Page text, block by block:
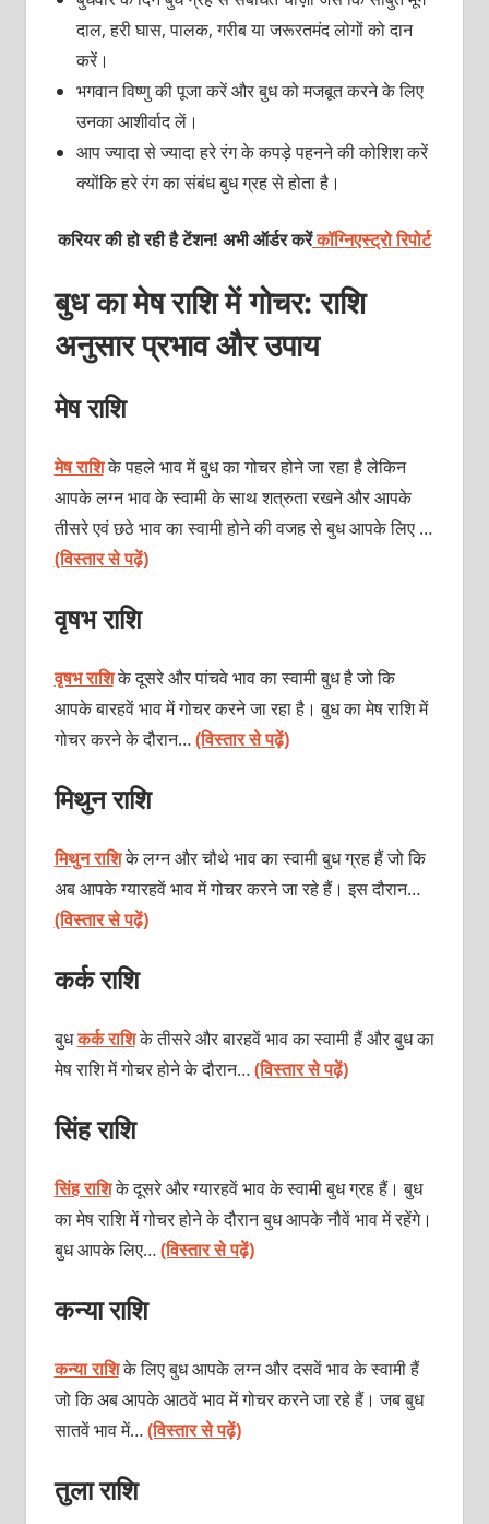
दाल, हरी घास, पालक, गरीब या जरूरतमंद लोगों को दान
करें।
भगवान विष्‍णु की पूजा करें और बुध को मजबूत करने के लिए
उनका आशीर्वाद लें।
आप ज्‍यादा से ज्‍यादा हरे रंग के कपड़े पहनने की कोशिश करें
क्‍योंकि हरे रंग का संबंध बुध ग्रह से होता है।
करियर की हो रही है टेंशन! अभी ऑर्डर करेंकॉग्निएस्ट्रो रिपोर्ट
बुध का मेष राशि में गोचर: राशि
अनुसार प्रभाव और उपाय
मेष राशि
मेष राशिके पहले भाव में बुध का गोचर होने जा रहा है लेकिन
आपके लग्‍न भाव के स्‍वामी के साथ शत्रुता रखने और आपके
तीसरे एवं छठे भाव का स्‍वामी होने की वजह से बुध आपके लिए …
(विस्तार से पढ़ें)
वृषभ राशि
वृषभ राशिके दूसरे और पांचवे भाव का स्‍वामी बुध है जो कि
आपके बारहवें भाव में गोचर करने जा रहा है। बुध का मेष राशि में
गोचर करने के दौरान…(विस्तार से पढ़ें)
मिथुन राशि
मिथुन राशिके लग्‍न और चौथे भाव का स्‍वामी बुध ग्रह हैं जो कि
अब आपके ग्‍यारहवें भाव में गोचर करने जा रहे हैं। इस दौरान…
(विस्तार से पढ़ें)
कर्क राशि
बुधकर्क राशिके तीसरे और बारहवें भाव का स्‍वामी हैं और बुध का
मेष राशि में गोचर होने के दौरान…(विस्तार से पढ़ें)
सिंह राशि
सिंह राशिके दूसरे और ग्‍यारहवें भाव के स्‍वामी बुध ग्रह हैं। बुध
का मेष राशि में गोचर होने के दौरान बुध आपके नौवें भाव में रहेंगे।
बुध आपके लिए…(विस्तार से पढ़ें)
कन्या राशि
कन्या राशिके लिए बुध आपके लग्न और दसवें भाव के स्वामी हैं
जो कि अब आपके आठवें भाव में गोचर करने जा रहे हैं। जब बुध
सातवें भाव में…(विस्तार से पढ़ें)
तुला राशि